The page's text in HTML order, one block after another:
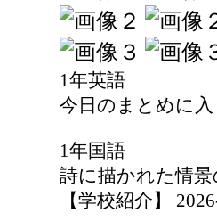
1年英語
今日のまとめに
1年国語
詩に描かれた情
【学校紹介】